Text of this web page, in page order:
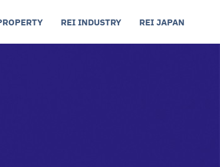
REI INDUSTRY REI JAPAN